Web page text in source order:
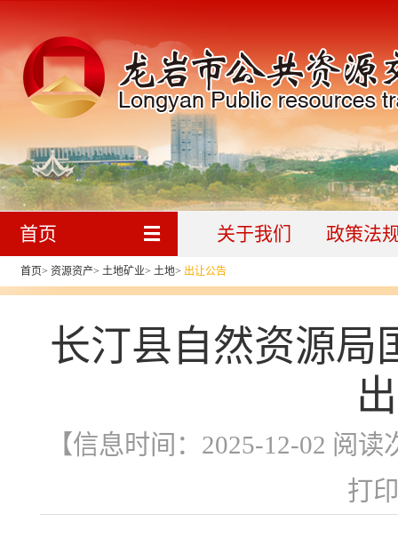
首页 关于我们 政策法
首页> 资源资产> 土地矿业> 土地> 出让公告
长汀县自然资源局
【信息时间：2025-12-02 阅读
打